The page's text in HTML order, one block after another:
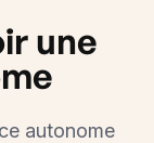
une
autonome